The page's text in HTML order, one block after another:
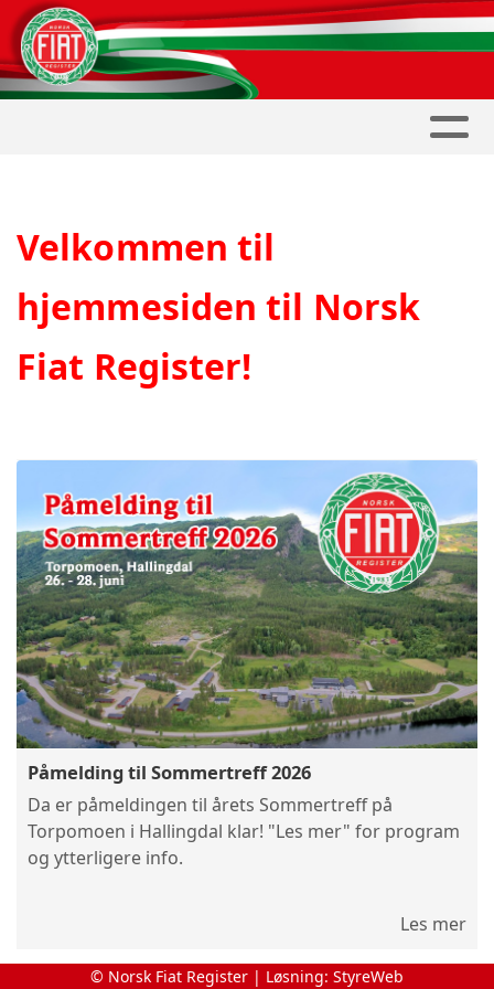
Velkommen til
hjemmesiden til Norsk
Fiat Register!
Påmelding til Sommertreff 2026
Da er påmeldingen til årets Sommertreff på
Torpomoen i Hallingdal klar! "Les mer" for program
og ytterligere info.
Les mer
© Norsk Fiat Register | Løsning: StyreWeb